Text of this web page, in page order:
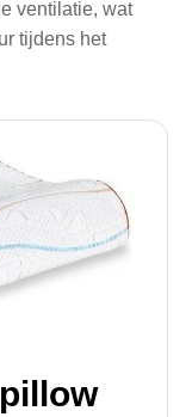
ventilatie, wat
tijdens het